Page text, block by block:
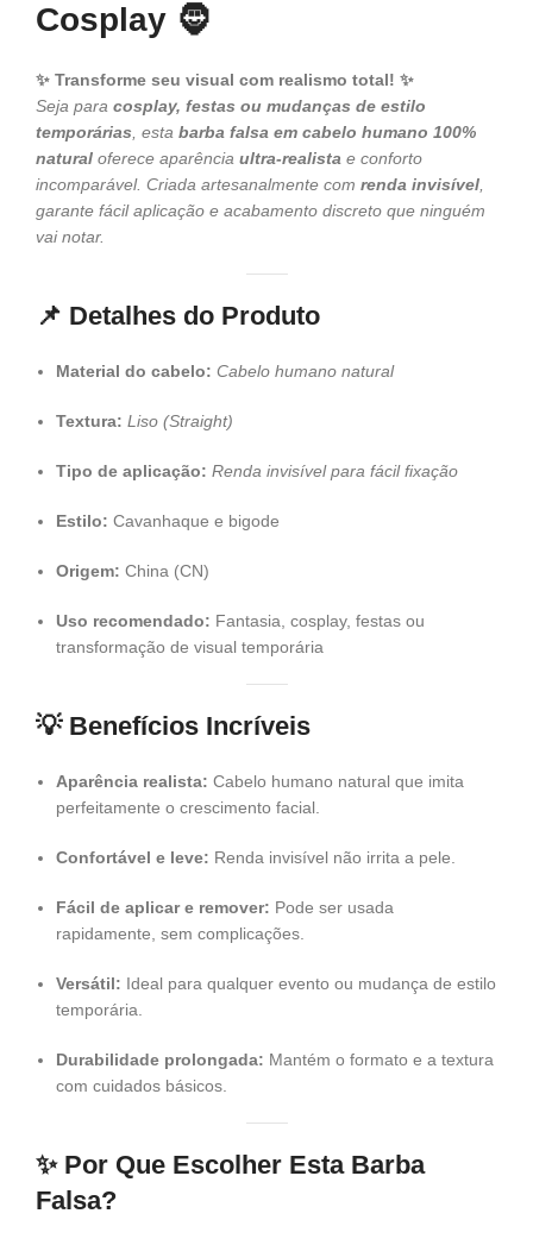
Cosplay 🧔
✨ Transforme seu visual com realismo total! ✨
Seja para cosplay, festas ou mudanças de estilo
temporárias, esta barba falsa em cabelo humano 100%
natural oferece aparência ultra-realista e conforto
incomparável. Criada artesanalmente com renda invisível,
garante fácil aplicação e acabamento discreto que ninguém
vai notar.
📌 Detalhes do Produto
Material do cabelo: Cabelo humano natural
Textura: Liso (Straight)
Tipo de aplicação: Renda invisível para fácil fixação
Estilo: Cavanhaque e bigode
Origem: China (CN)
Uso recomendado: Fantasia, cosplay, festas ou
transformação de visual temporária
💡 Benefícios Incríveis
Aparência realista: Cabelo humano natural que imita
perfeitamente o crescimento facial.
Confortável e leve: Renda invisível não irrita a pele.
Fácil de aplicar e remover: Pode ser usada
rapidamente, sem complicações.
Versátil: Ideal para qualquer evento ou mudança de estilo
temporária.
Durabilidade prolongada: Mantém o formato e a textura
com cuidados básicos.
✨ Por Que Escolher Esta Barba
Falsa?